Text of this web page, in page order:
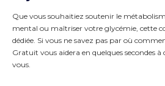
Que vous souhaitiez soutenir le
mental ou maîtriser votre glycémie, cette
dédiée. Si vous ne savez pas par où
Gratuit vous aidera en quelques secondes
vous.